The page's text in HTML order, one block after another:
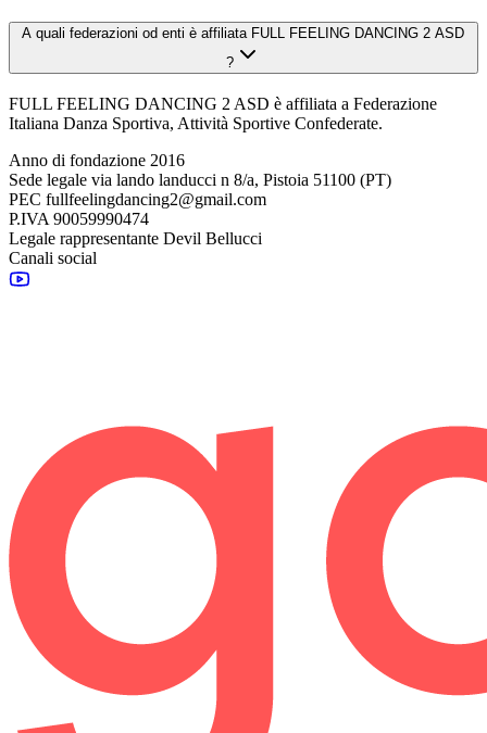
A quali federazioni od enti è affiliata FULL FEELING DANCING 2 ASD
?
FULL FEELING DANCING 2 ASD è affiliata a Federazione
Italiana Danza Sportiva, Attività Sportive Confederate.
Anno di fondazione 2016
Sede legale via lando landucci n 8/a, Pistoia 51100 (PT)
PEC fullfeelingdancing2@gmail.com
P.IVA 90059990474
Legale rappresentante Devil Bellucci
Canali social